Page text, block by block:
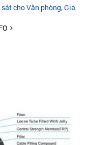
Văn phòng, Gia đình